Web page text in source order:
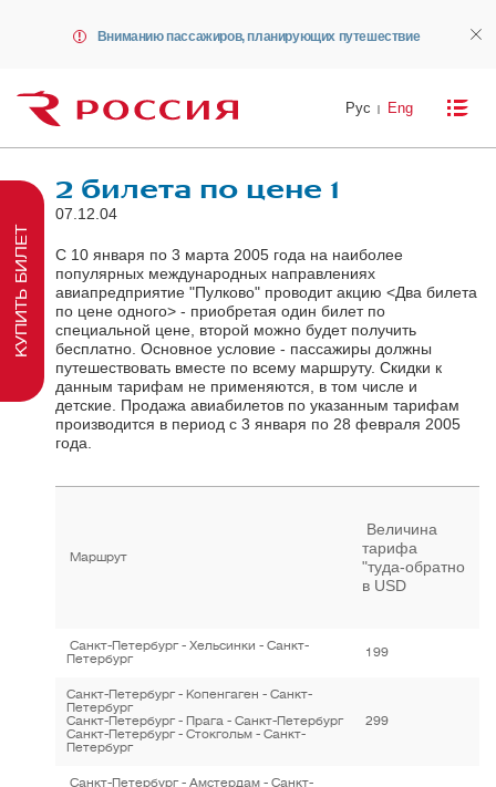
Вниманию пассажиров, планирующих путешествие
Рус Eng
2 билета по цене 1
07.12.04
С 10 января по 3 марта 2005 года на наиболее
популярных международных направлениях
авиапредприятие "Пулково" проводит акцию <Два билета
по цене одного> - приобретая один билет по
специальной цене, второй можно будет получить
бесплатно. Основное условие - пассажиры должны
путешествовать вместе по всему маршруту. Скидки к
данным тарифам не применяются, в том числе и
детские. Продажа авиабилетов по указанным тарифам
производится в период с 3 января по 28 февраля 2005
года.
Маршрут
Величина
тарифа
"туда-обратно
в USD
Санкт-Петербург - Хельсинки - Санкт-
Петербург
199
Санкт-Петербург - Копенгаген - Санкт-
Петербург
Санкт-Петербург - Прага - Санкт-Петербург
Санкт-Петербург - Стокгольм - Санкт-
Петербург
299
Санкт-Петербург - Амстердам - Санкт-
КУПИТЬ БИЛЕТ